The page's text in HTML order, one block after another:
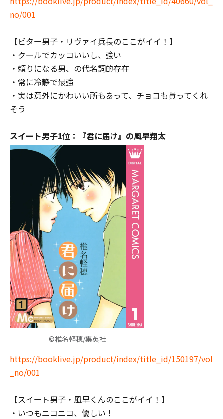
no/001
【ビター男子・リヴァイ兵長のここがイイ！】
・クールでカッコいいし、強い
・頼りになる男、の代名詞的存在
・常に冷静で最強
・実は意外にかわいい所もあって、チョコも貰ってくれ
そう
スイート男子1位：『君に届け』の風早翔太
©椎名軽穂/集英社
https://booklive.jp/product/index/title_id/150197/vol
_no/001
【スイート男子・風早くんのここがイイ！】
・いつもニコニコ、優しい！